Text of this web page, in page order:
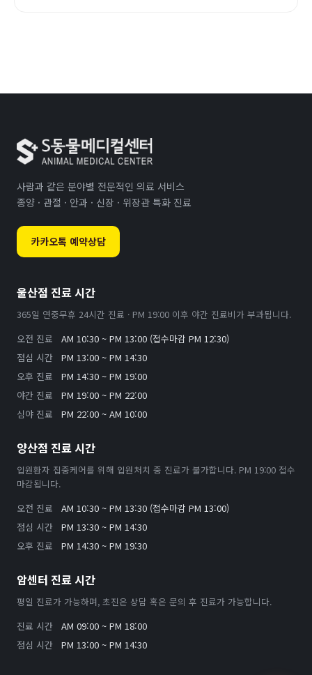
사람과 같은 분야별 전문적인 의료 서비스
종양 · 관절 · 안과 · 신장 · 위장관 특화 진료
카카오톡 예약상담
울산점 진료 시간
365일 연중무휴 24시간 진료 · PM 19:00 이후 야간 진료비가 부과됩니다.
오전 진료
AM 10:30 ~ PM 13:00 (접수마감 PM 12:30)
점심 시간
PM 13:00 ~ PM 14:30
오후 진료
PM 14:30 ~ PM 19:00
야간 진료
PM 19:00 ~ PM 22:00
심야 진료
PM 22:00 ~ AM 10:00
양산점 진료 시간
입원환자 집중케어를 위해 입원처치 중 진료가 불가합니다. PM 19:00 접수
마감됩니다.
오전 진료
AM 10:30 ~ PM 13:30 (접수마감 PM 13:00)
점심 시간
PM 13:30 ~ PM 14:30
오후 진료
PM 14:30 ~ PM 19:30
암센터 진료 시간
평일 진료가 가능하며, 초진은 상담 혹은 문의 후 진료가 가능합니다.
진료 시간
AM 09:00 ~ PM 18:00
점심 시간
PM 13:00 ~ PM 14:30